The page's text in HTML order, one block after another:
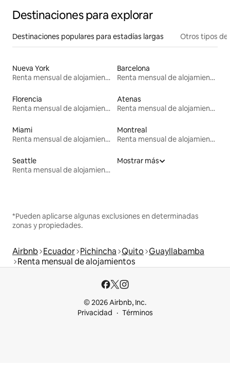
Destinaciones para explorar
Destinaciones populares para estadías largas Otros tipos de
Nueva York
Renta mensual de alojamientos
Barcelona
Renta mensual de alojamientos
Florencia
Renta mensual de alojamientos
Atenas
Renta mensual de alojamientos
Miami
Renta mensual de alojamientos
Montreal
Renta mensual de alojamientos
Seattle
Renta mensual de alojamientos
Mostrar más
*Pueden aplicarse algunas exclusiones en determinadas
zonas y propiedades.
Airbnb Ecuador Pichincha Quito Guayllabamba
Renta mensual de alojamientos
© 2026 Airbnb, Inc.
Privacidad
Términos